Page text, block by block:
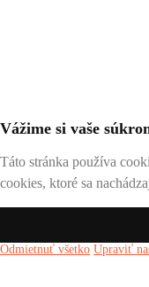
Vážime si vaše
Táto stránka používa
cookies, ktoré sa
Odmietnuť všetko Upraviť